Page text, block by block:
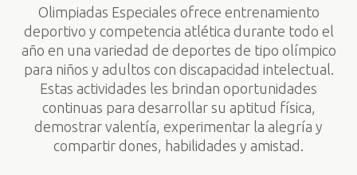
Olimpiadas Especiales ofrece entrenamiento
deportivo y competencia atlética durante todo el
año en una variedad de deportes de tipo olímpico
para niños y adultos con discapacidad intelectual.
Estas actividades les brindan oportunidades
continuas para desarrollar su aptitud física,
demostrar valentía, experimentar la alegría y
compartir dones, habilidades y amistad.